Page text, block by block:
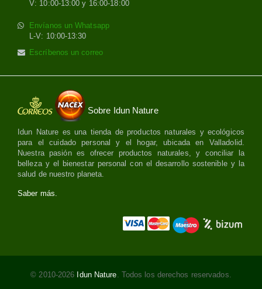
V: 10:00-13:00 y 16:00-18:00
Envíanos un Whatsapp
L-V: 10:00-13:30
Escríbenos un correo
Sobre Idun Nature
Idun Nature es una tienda de productos naturales y ecológicos
para el cuidado personal y el hogar, ubicada en Valladolid.
Nuestra pasión es ofrecer productos naturales, y conciliar la
belleza y el bienestar personal con el desarrollo sostenible y la
salud de nuestro planeta.
Saber más.
© 2010-2026 Idun Nature. Todos los derechos reservados.